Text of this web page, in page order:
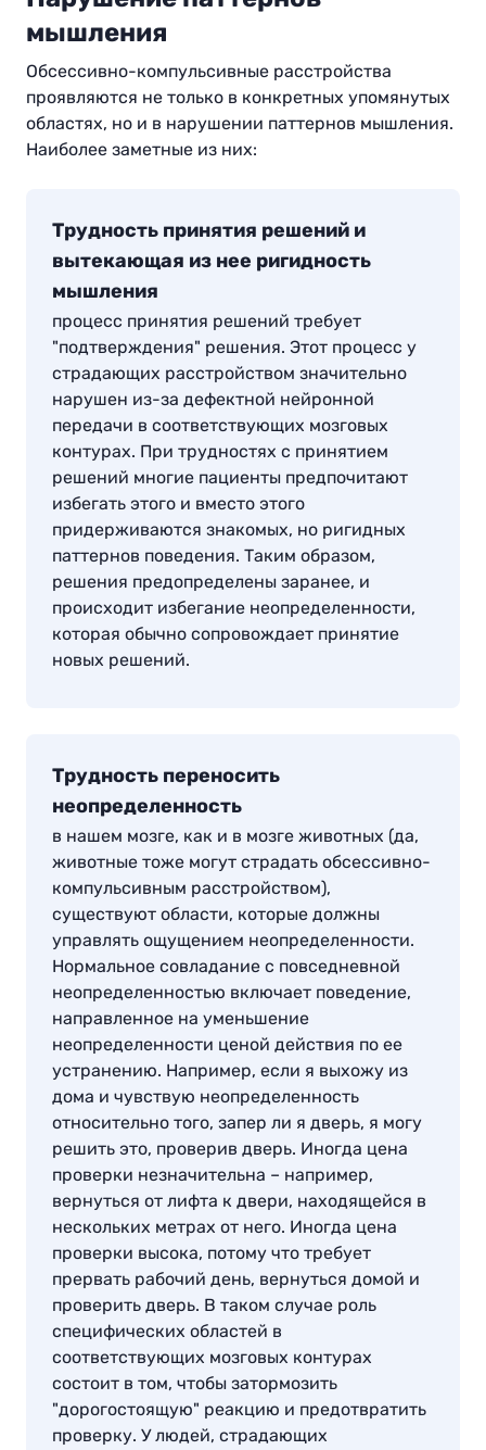
мышления
Обсессивно-компульсивные расстройства
проявляются не только в конкретных упомянутых
областях, но и в нарушении паттернов мышления.
Наиболее заметные из них:
Трудность принятия решений и
вытекающая из нее ригидность
мышления
процесс принятия решений требует
"подтверждения" решения. Этот процесс у
страдающих расстройством значительно
нарушен из-за дефектной нейронной
передачи в соответствующих мозговых
контурах. При трудностях с принятием
решений многие пациенты предпочитают
избегать этого и вместо этого
придерживаются знакомых, но ригидных
паттернов поведения. Таким образом,
решения предопределены заранее, и
происходит избегание неопределенности,
которая обычно сопровождает принятие
новых решений.
Трудность переносить
неопределенность
в нашем мозге, как и в мозге животных (да,
животные тоже могут страдать обсессивно-
компульсивным расстройством),
существуют области, которые должны
управлять ощущением неопределенности.
Нормальное совладание с повседневной
неопределенностью включает поведение,
направленное на уменьшение
неопределенности ценой действия по ее
устранению. Например, если я выхожу из
дома и чувствую неопределенность
относительно того, запер ли я дверь, я могу
решить это, проверив дверь. Иногда цена
проверки незначительна – например,
вернуться от лифта к двери, находящейся в
нескольких метрах от него. Иногда цена
проверки высока, потому что требует
прервать рабочий день, вернуться домой и
проверить дверь. В таком случае роль
специфических областей в
соответствующих мозговых контурах
состоит в том, чтобы затормозить
"дорогостоящую" реакцию и предотвратить
проверку. У людей, страдающих